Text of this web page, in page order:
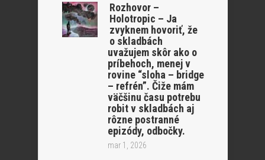
Rozhovor –
Holotropic – Ja
zvyknem hovoriť, že
o skladbách
uvažujem skôr ako o
príbehoch, menej v
rovine “sloha – bridge
– refrén”. Čiže mám
väčšinu času potrebu
robit v skladbách aj
rôzne postranné
epizódy, odbočky.
mar 1, 2026